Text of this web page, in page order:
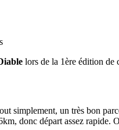
lors de la 1ère édition
simplement, un très bon
donc départ assez rapide.